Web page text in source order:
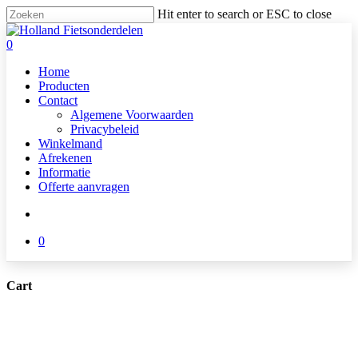
Skip
to
main
Hit enter to search or ESC to close
Close
Search
search
0
Home
Producten
Contact
Algemene Voorwaarden
Privacybeleid
Winkelmand
Afrekenen
Informatie
Offerte aanvragen
0
Cart